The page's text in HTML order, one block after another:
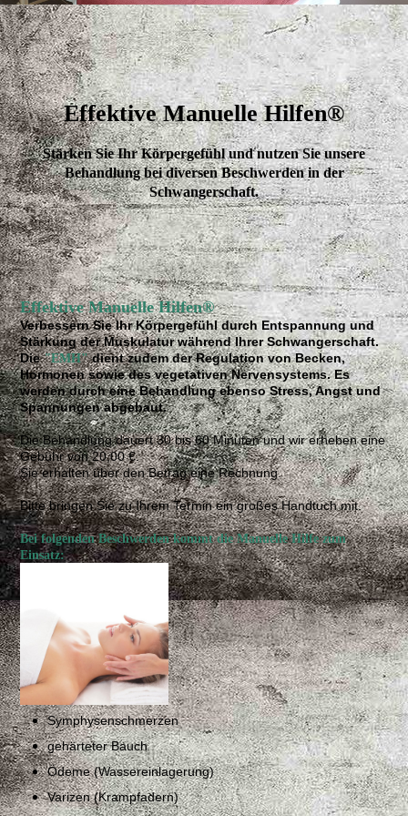
Effektive Manuelle Hilfen®
Stärken Sie Ihr Körpergefühl und nutzen Sie unsere
Behandlung bei diversen Beschwerden in der
Schwangerschaft.
Effektive Manuelle Hilfen®
Verbessern Sie Ihr Körpergefühl durch Entspannung und
Stärkung der Muskulatur während Ihrer Schwangerschaft.
Die"EMH" dient zudem der Regulation von Becken,
Hormonen sowie des vegetativen Nervensystems. Es
werden durch eine Behandlung ebenso Stress, Angst und
Spannungen abgebaut.
Die Behandlung dauert 30 bis 60 Minuten und wir erheben eine
Gebühr von 20,00 €.
Sie erhalten über den Betrag eine Rechnung.
Bitte bringen Sie zu Ihrem Termin ein großes Handtuch mit.
Bei folgenden Beschwerden kommt die Manuelle Hilfe zum
Einsatz:
Symphysenschmerzen
gehärteter Bauch
Ödeme (Wassereinlagerung)
Varizen (Krampfadern)